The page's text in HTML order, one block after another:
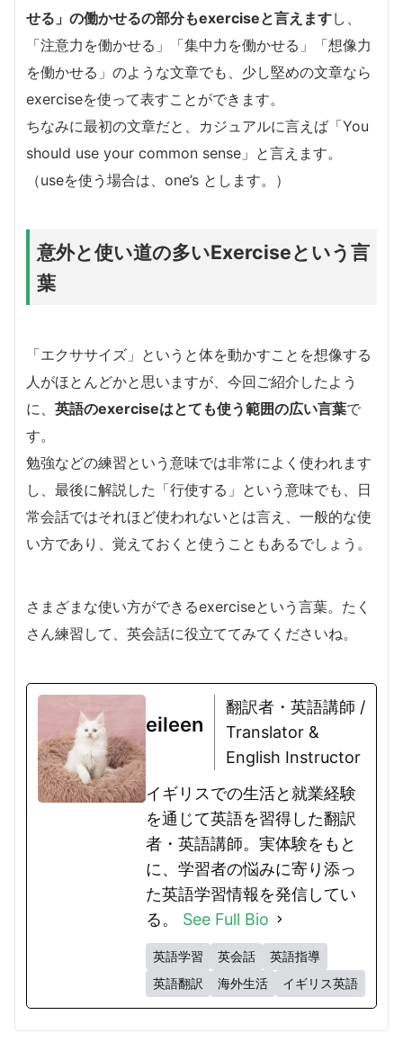
せる」の働かせるの部分もexerciseと言えますし、
「注意力を働かせる」「集中力を働かせる」「想像力
を働かせる」のような文章でも、少し堅めの文章なら
exerciseを使って表すことができます。
ちなみに最初の文章だと、カジュアルに言えば「You
should use your common sense」と言えます。
（useを使う場合は、one’s とします。）
意外と使い道の多いExerciseという言
葉
「エクササイズ」というと体を動かすことを想像する
人がほとんどかと思いますが、今回ご紹介したよう
に、 英語のexerciseはとても使う範囲の広い言葉で
す。
勉強などの練習という意味では非常によく使われます
し、最後に解説した「行使する」という意味でも、日
常会話ではそれほど使われないとは言え、一般的な使
い方であり、覚えておくと使うこともあるでしょう。
さまざまな使い方ができるexerciseという言葉。たく
さん練習して、英会話に役立ててみてくださいね。
eileen
翻訳者・英語講師 /
Translator &
English Instructor
イギリスでの生活と就業経験
を通じて英語を習得した翻訳
者・英語講師。実体験をもと
に、学習者の悩みに寄り添っ
た英語学習情報を発信してい
る。 See Full Bio
英語学習 英会話
英語指導
英語翻訳
海外生活 イギリス英語